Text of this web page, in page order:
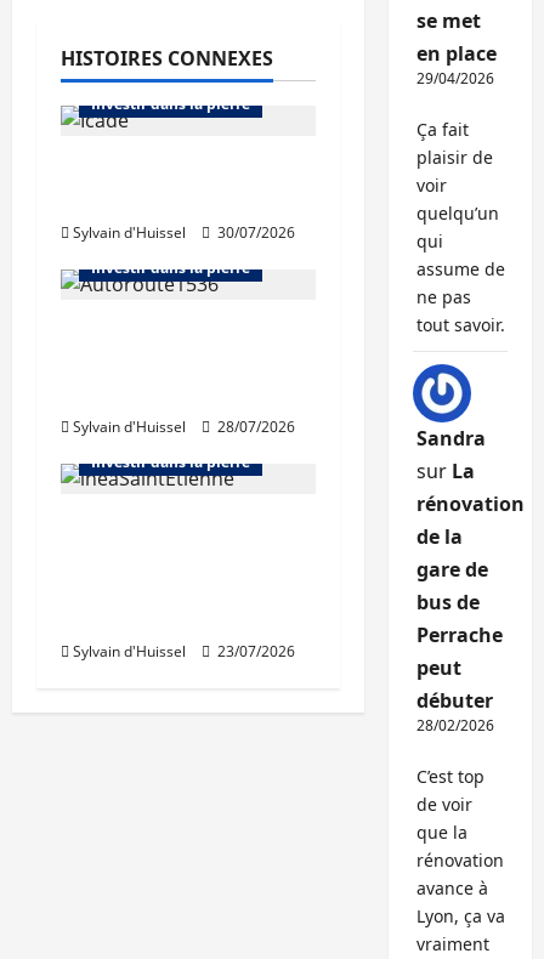
HISTOIRES CONNEXES
Bureaux
Immo d'entreprise
Investir dans la pierre
Sylvain d'Huissel 30/07/2026
Bourse et actualité des foncières
Investir dans la pierre
Sylvain d'Huissel 28/07/2026
Bureaux
Immo d'entreprise
Investir dans la pierre
Sylvain d'Huissel 23/07/2026
se met
en place
29/04/2026
Ça fait
plaisir de
voir
quelqu’un
qui
assume de
ne pas
tout savoir.
Sandra
sur La
rénovation
de la
gare de
bus de
Perrache
peut
débuter
28/02/2026
C’est top
de voir
que la
rénovation
avance à
Lyon, ça va
vraiment